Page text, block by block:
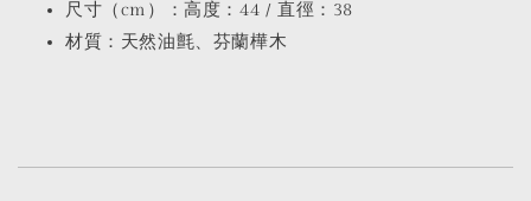
尺寸（cm）：高度：44 / 直徑：38
材質：天然油氈、芬蘭樺木